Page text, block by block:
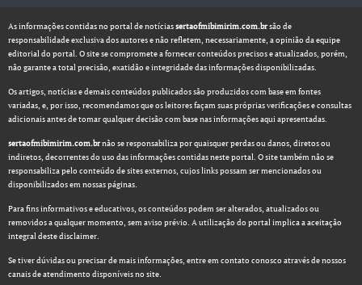
As informações contidas no portal de notíciassertaofmibimirim.com.brsão de
responsabilidade exclusiva dos autores e não refletem, necessariamente, a opinião da equipe
editorial do portal. O site se compromete a fornecer conteúdos precisos e atualizados, porém,
não garante a total precisão, exatidão e integridade das informações disponibilizadas.
Os artigos, notícias e demais conteúdos publicados são produzidos com base em fontes
variadas, e, por isso, recomendamos que os leitores façam suas próprias verificações e consultas
adicionais antes de tomar qualquer decisão com base nas informações aqui apresentadas.
sertaofmibimirim.com.brnão se responsabiliza por quaisquer perdas ou danos, diretos ou
indiretos, decorrentes do uso das informações contidas neste portal. O site também não se
responsabiliza pelo conteúdo de sites externos, cujos links possam ser mencionados ou
disponibilizados em nossas páginas.
Para fins informativos e educativos, os conteúdos podem ser alterados, atualizados ou
removidos a qualquer momento, sem aviso prévio. A utilização do portal implica a aceitação
integral deste disclaimer.
Se tiver dúvidas ou precisar de mais informações, entre em contato conosco através de nossos
canais de atendimento disponíveis no site.